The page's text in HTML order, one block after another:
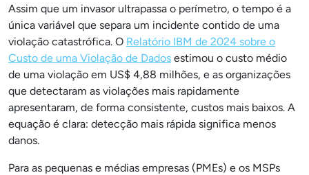
Assim que um invasor ultrapassa o perímetro, o tempo é a
única variável que separa um incidente contido de uma
violação catastrófica. O Relatório IBM de 2024 sobre o
Custo de uma Violação de Dados estimou o custo médio
de uma violação em US$ 4,88 milhões, e as organizações
que detectaram as violações mais rapidamente
apresentaram, de forma consistente, custos mais baixos. A
equação é clara: detecção mais rápida significa menos
danos.
Para as pequenas e médias empresas (PMEs) e os MSPs